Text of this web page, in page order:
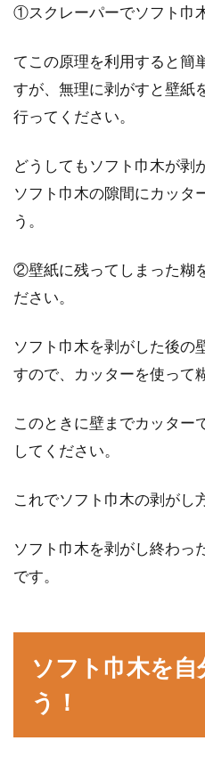
①スクレーパーでソフト巾
てこの原理を利用すると簡
すが、無理に剥がすと壁紙
行ってください。
どうしてもソフト巾木が剥
ソフト巾木の隙間にカッタ
う。
②壁紙に残ってしまった糊
ださい。
ソフト巾木を剥がした後の
すので、カッターを使って
このときに壁までカッター
してください。
これでソフト巾木の剥がし
ソフト巾木を剥がし終わっ
です。
ソフト巾木を自
う！